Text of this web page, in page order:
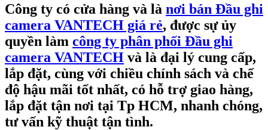
Công ty có cửa hàng và là nơi bán Đầu ghi
camera VANTECH giá rẻ, được sự ủy
quyền làm công ty phân phối Đầu ghi
camera VANTECH và là đại lý cung cấp,
lắp đặt, cùng với chiều chính sách và chế
độ hậu mãi tốt nhất, có hỗ trợ giao hàng,
lắp đặt tận nơi tại Tp HCM, nhanh chóng,
tư vấn kỹ thuật tận tình.